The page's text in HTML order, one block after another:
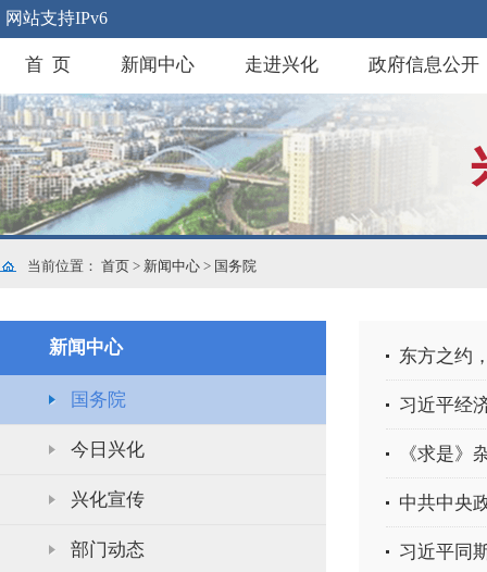
网站支持IPv6
首 页 新闻中心 走进兴化 政府信息公开
当前位置： 首页 > 新闻中心 > 国务院
新闻中心
国务院
今日兴化
兴化宣传
部门动态
东方之约
习近平经
《求是》
中共中央
习近平同